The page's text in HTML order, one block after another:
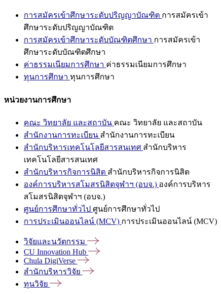
การสมัครเข้าศึกษาระดับปริญญาบัณฑิต การสมัครเข้า
ศึกษาระดับปริญญาบัณฑิต
การสมัครเข้าศึกษาระดับบัณฑิตศึกษา การสมัครเข้า
ศึกษาระดับบัณฑิตศึกษา
ค่าธรรมเนียมการศึกษา ค่าธรรมเนียมการศึกษา
ทุนการศึกษา ทุนการศึกษา
หน่วยงานการศึกษา
คณะ วิทยาลัย และสถาบัน คณะ วิทยาลัย และสถาบัน
สำนักงานการทะเบียน สำนักงานการทะเบียน
สำนักบริหารเทคโนโลยีสารสนเทศ สำนักบริหาร
เทคโนโลยีสารสนเทศ
สำนักบริหารกิจการนิสิต สำนักบริหารกิจการนิสิต
องค์การบริหารสโมสรนิสิตจุฬาฯ (อบจ.) องค์การบริหาร
สโมสรนิสิตจุฬาฯ (อบจ.)
ศูนย์การศึกษาทั่วไป ศูนย์การศึกษาทั่วไป
การประเมินออนไลน์ (MCV) การประเมินออนไลน์ (MCV)
วิจัยและนวัตกรรม
CU Innovation Hub
Chula DigiVerse
สำนักบริหารวิจัย
ทุนวิจัย